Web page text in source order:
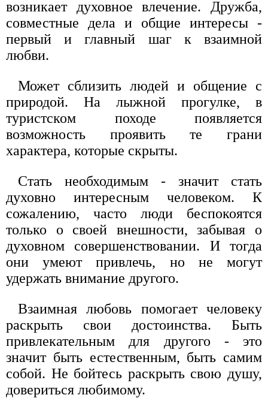
возникает духовное влечение. Дружба,
совместные дела и общие интересы -
первый и главный шаг к взаимной
любви.
Может сблизить людей и общение с
природой. На лыжной прогулке, в
туристском походе появляется
возможность проявить те грани
характера, которые скрыты.
Стать необходимым - значит стать
духовно интересным человеком. К
сожалению, часто люди беспокоятся
только о своей внешности, забывая о
духовном совершенствовании. И тогда
они умеют привлечь, но не могут
удержать внимание другого.
Взаимная любовь помогает человеку
раскрыть свои достоинства. Быть
привлекательным для другого - это
значит быть естественным, быть самим
собой. Не бойтесь раскрыть свою душу,
довериться любимому.